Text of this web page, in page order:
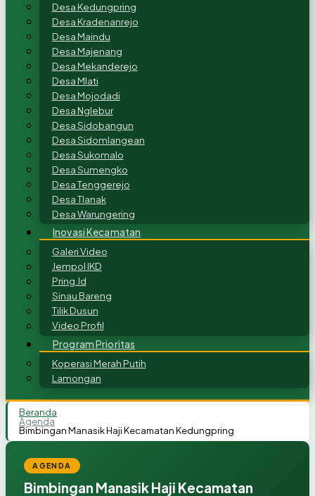
Desa Kedungpring
Desa Kradenanrejo
Desa Maindu
Desa Majenang
Desa Mekanderejo
Desa Mlati
Desa Mojodadi
Desa Nglebur
Desa Sidobangun
Desa Sidomlangean
Desa Sukomalo
Desa Sumengko
Desa Tenggerejo
Desa Tlanak
Desa Warungering
Inovasi Kecamatan
Galeri Video
Jempol IKD
Pring.Id
Sinau Bareng
Tilik Dusun
Video Profil
Program Prioritas
Koperasi Merah Putih
Lamongan
Beranda
Agenda
Bimbingan Manasik Haji Kecamatan Kedungpring
AGENDA
Bimbingan Manasik Haji Kecamatan